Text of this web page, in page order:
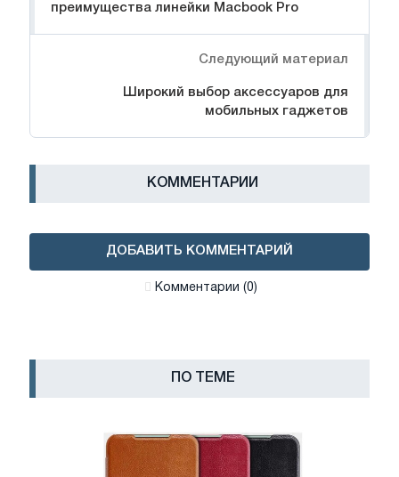
преимущества линейки Macbook Pro
Следующий материал
Широкий выбор аксессуаров для
мобильных гаджетов
КОММЕНТАРИИ
ДОБАВИТЬ КОММЕНТАРИЙ
Комментарии (0)
ПО ТЕМЕ